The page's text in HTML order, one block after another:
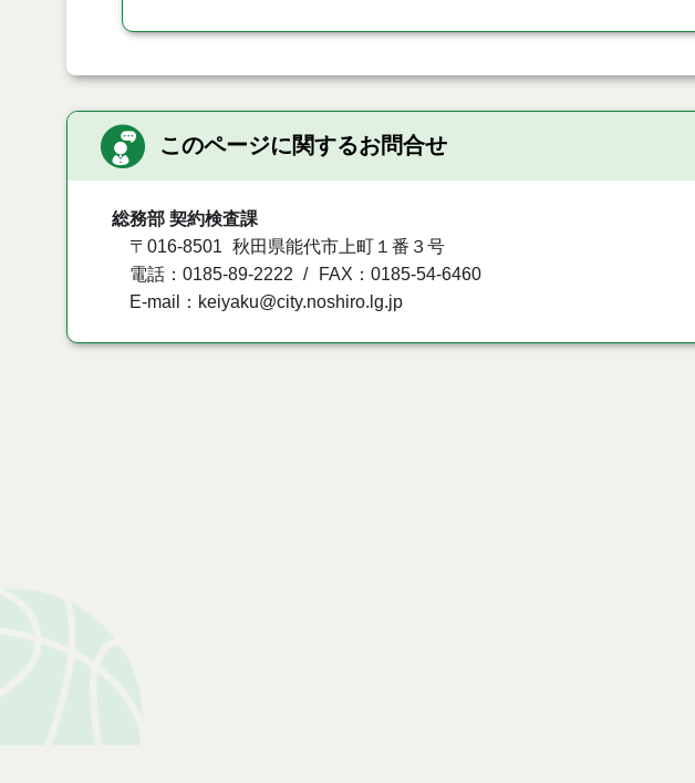
このページに関するお問合せ
総務部 契約検査課
〒016-8501
秋田県能代市上町１番３号
電話：0185-89-2222
FAX：0185-54-6460
E-mail：keiyaku@city.noshiro.lg.jp